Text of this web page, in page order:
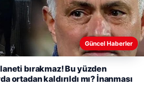
Bürosu
ve geliştirmek amacıyla çerezler
Güncel Haberler
bırakmaz! Bu yüzden
ortadan kaldırıldı mı? İnanması